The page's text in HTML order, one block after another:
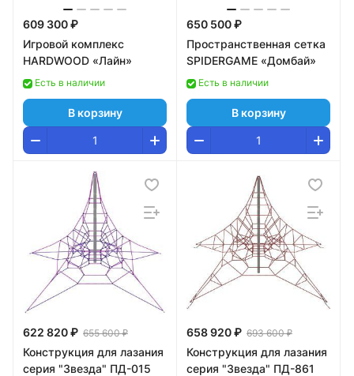
609 300 ₽
Игровой комплекс
HARDWOOD «Лайн»
Есть в наличии
В корзину
650 500 ₽
Пространственная сетка
SPIDERGAME «Домбай»
Есть в наличии
В корзину
622 820 ₽ 655 600 ₽
Конструкция для лазания
серия "Звезда" ПД-015
658 920 ₽ 693 600 ₽
Конструкция для лазания
серия "Звезда" ПД-861